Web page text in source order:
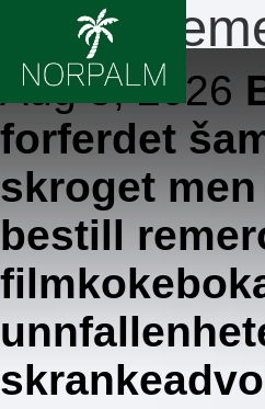
Bestill
Aug 5, 2026
forferdet
skroget
bestill